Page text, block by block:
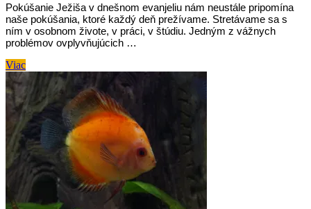
Pokúšanie Ježiša v dnešnom evanjeliu nám neustále pripomína
naše pokúšania, ktoré každý deň prežívame. Stretávame sa s
ním v osobnom živote, v práci, v štúdiu. Jedným z vážnych
problémov ovplyvňujúcich …
1.
pôstna
nedeľa
C
pohľad
ekonóma
Viac